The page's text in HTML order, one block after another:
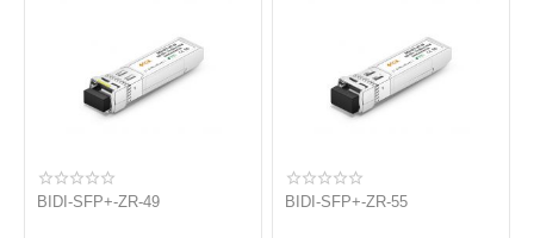
BIDI-SFP+-ZR-49 BIDI-SFP+-ZR-55